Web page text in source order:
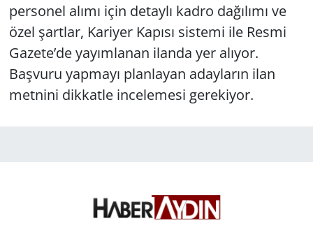
personel alımı için detaylı kadro dağılımı ve
özel şartlar, Kariyer Kapısı sistemi ile Resmi
Gazete’de yayımlanan ilanda yer alıyor.
Başvuru yapmayı planlayan adayların ilan
metnini dikkatle incelemesi gerekiyor.